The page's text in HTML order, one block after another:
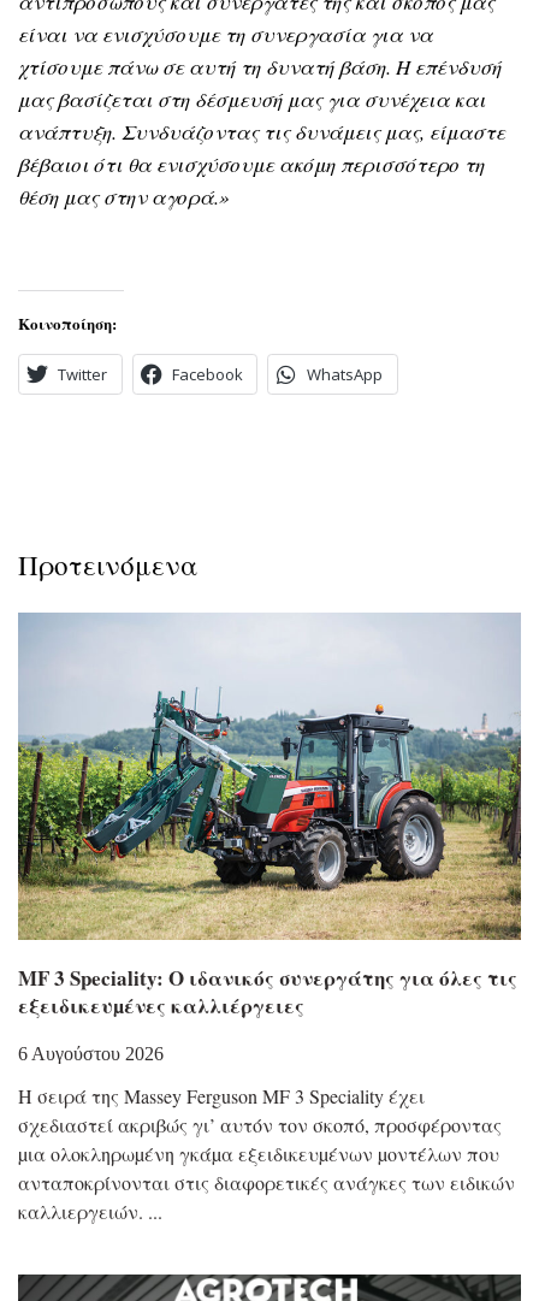
είναι να ενισχύσουμε τη συνεργασία για να
χτίσουμε πάνω σε αυτή τη δυνατή βάση. Η επένδυσή
μας βασίζεται στη δέσμευσή μας για συνέχεια και
ανάπτυξη. Συνδυάζοντας τις δυνάμεις μας, είμαστε
βέβαιοι ότι θα ενισχύσουμε ακόμη περισσότερο τη
θέση μας στην αγορά.»
Κοινοποίηση:
Twitter Facebook WhatsApp
Προτεινόμενα
MF 3 Speciality: Ο ιδανικός συνεργάτης για όλες τις
εξειδικευµένες καλλιέργειες
6 Αυγούστου 2026
Η σειρά της Massey Ferguson MF 3 Speciality έχει
σχεδιαστεί ακριβώς γι’ αυτόν τον σκοπό, προσφέροντας
µια ολοκληρωµένη γκάµα εξειδικευµένων µοντέλων που
ανταποκρίνονται στις διαφορετικές ανάγκες των ειδικών
καλλιεργειών.